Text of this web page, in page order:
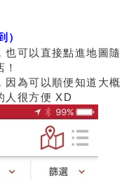
）
也可以直接點進地圖隨
因為可以順便知道大概
人很方便 XD